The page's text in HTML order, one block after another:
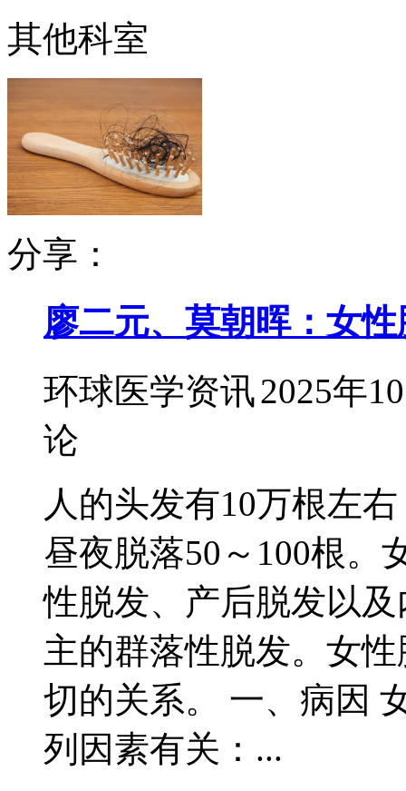
其他科室
分享：
廖二元、莫朝晖：女
环球医学资讯2025年
论
人的头发有10万根左
昼夜脱落50～100根。
性脱发、产后脱发以
主的群落性脱发。女
切的关系。 一、病因
列因素有关：...